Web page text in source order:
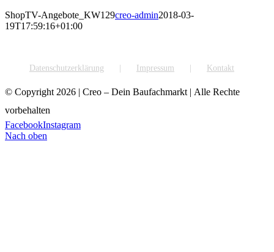
ShopTV-Angebote_KW129creo-admin2018-03-
19T17:59:16+01:00
Datenschutzerklärung Impressum Kontakt
© Copyright 2026 | Creo – Dein Baufachmarkt | Alle Rechte
vorbehalten
FacebookInstagram
Nach oben